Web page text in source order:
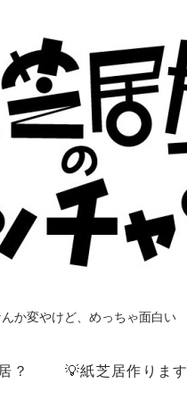
んか変やけど、めっちゃ面白い
？ 💡紙芝居作ります